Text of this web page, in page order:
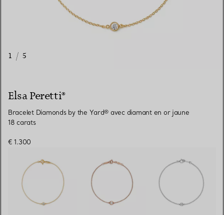
1 / 5
Elsa Peretti®
Bracelet Diamonds by the Yard® avec diamant en or jaune
18 carats
€ 1.300